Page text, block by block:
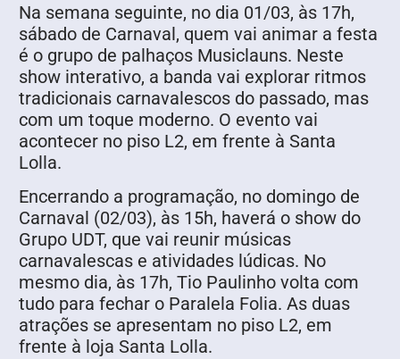
Na semana seguinte, no dia 01/03, às 17h,
sábado de Carnaval, quem vai animar a festa
é o grupo de palhaços Musiclauns. Neste
show interativo, a banda vai explorar ritmos
tradicionais carnavalescos do passado, mas
com um toque moderno. O evento vai
acontecer no piso L2, em frente à Santa
Lolla.
Encerrando a programação, no domingo de
Carnaval (02/03), às 15h, haverá o show do
Grupo UDT, que vai reunir músicas
carnavalescas e atividades lúdicas. No
mesmo dia, às 17h, Tio Paulinho volta com
tudo para fechar o Paralela Folia. As duas
atrações se apresentam no piso L2, em
frente à loja Santa Lolla.